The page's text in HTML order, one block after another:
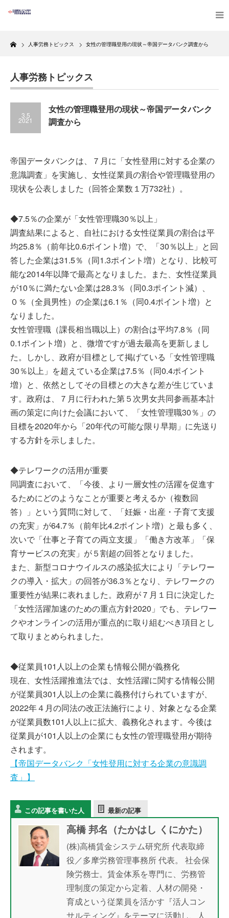
Home
人事労務トピックス 女性の管理職登用の現状～帝国データバンク調査から
人事労務トピックス
3.5
2021
女性の管理職登用の現状～帝国データバンク
調査から
帝国データバンクは、７月に「女性登用に対する企業の
意識調査」を実施し、女性従業員の割合や管理職登用の
現状を公表しました（回答企業数１万732社）。
◆7.5％の企業が「女性管理職30％以上」
調査結果によると、自社における女性従業員の割合は平
均25.8％（前年比0.6ポイント増）で、「30％以上」と回
答した企業は31.5％（同1.3ポイント増）となり、比較可
能な2014年以降で最高となりました。また、女性従業員
が10％に満たない企業は28.3％（同0.3ポイント減）、
０％（全員男性）の企業は6.1％（同0.4ポイント増）と
なりました。
女性管理職（課長相当職以上）の割合は平均7.8％（同
0.1ポイント増）と、微増ですが過去最高を更新しまし
た。しかし、政府が目標として掲げている「女性管理職
30％以上」を超えている企業は7.5％（同0.4ポイント
増）と、依然としてその目標との大きな差が生じていま
す。政府は、７月に行われた第５次男女共同参画基本計
画の策定に向けた会議において、「女性管理職30％」の
目標を2020年から「20年代の可能な限り早期」に先送り
する方針を示しました。
◆テレワークの活用が重要
同調査において、「今後、より一層女性の活躍を促進す
るためにどのようなことが重要と考えるか（複数回
答）」という質問に対して、「妊娠・出産・子育て支援
の充実」が64.7％（前年比4.2ポイント増）と最も多く、
次いで「仕事と子育ての両立支援」「働き方改革」「保
育サービスの充実」が５割超の回答となりました。
また、新型コロナウイルスの感染拡大により「テレワー
クの導入・拡大」の回答が36.3％となり、テレワークの
重要性が結果に表れました。政府が７月１日に決定した
「女性活躍加速のための重点方針2020」でも、テレワー
クやオンラインの活用が重点的に取り組むべき項目とし
て取りまとめられました。
◆従業員101人以上の企業も情報公開が義務化
現在、女性活躍推進法では、女性活躍に関する情報公開
が従業員301人以上の企業に義務付けられていますが、
2022年４月の同法の改正法施行により、対象となる企業
が従業員数101人以上に拡大、義務化されます。今後は
従業員が101人以上の企業にも女性の管理職登用が期待
されます。
【帝国データバンク「女性登用に対する企業の意識調
査」】
この記事を書いた人 最新の記事
高橋 邦名（たかはし くにかた）
(株)高橋賃金システム研究所 代表取締
役／多摩労務管理事務所 代表。 社会保
険労務士。賃金体系を専門に、労務管
理制度の策定から定着、人材の開発・
育成という従業員を活かす『活人コン
サルティング』をテーマに活動し、人